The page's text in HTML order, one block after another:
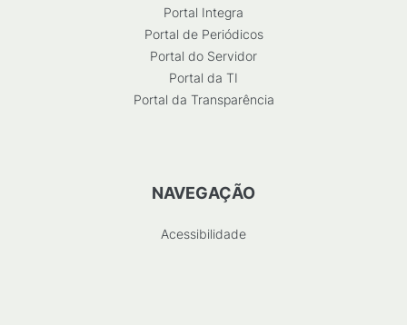
Portal Integra
Portal de Periódicos
Portal do Servidor
Portal da TI
Portal da Transparência
NAVEGAÇÃO
Acessibilidade